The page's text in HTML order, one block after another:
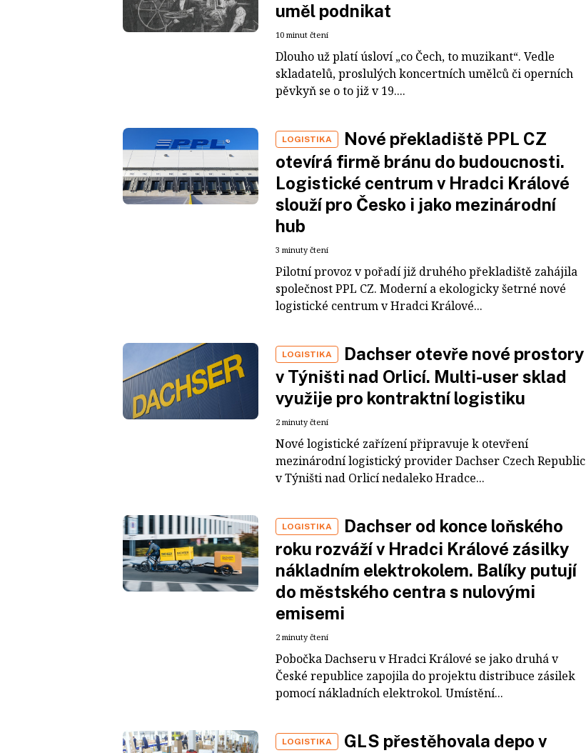
uměl podnikat
10 minut čtení
Dlouho už platí úsloví „co Čech, to muzikant“. Vedle
skladatelů, proslulých koncertních umělců či operních
pěvkyň se o to již v 19....
LOGISTIKA
Nové překladiště PPL CZ
otevírá firmě bránu do budoucnosti.
Logistické centrum v Hradci Králové
slouží pro Česko i jako mezinárodní
hub
3 minuty čtení
Pilotní provoz v pořadí již druhého překladiště zahájila
společnost PPL CZ. Moderní a ekologicky šetrné nové
logistické centrum v Hradci Králové...
LOGISTIKA
Dachser otevře nové prostory
v Týništi nad Orlicí. Multi-user sklad
využije pro kontraktní logistiku
2 minuty čtení
Nové logistické zařízení připravuje k otevření
mezinárodní logistický provider Dachser Czech Republic
v Týništi nad Orlicí nedaleko Hradce...
LOGISTIKA
Dachser od konce loňského
roku rozváží v Hradci Králové zásilky
nákladním elektrokolem. Balíky putují
do městského centra s nulovými
emisemi
2 minuty čtení
Pobočka Dachseru v Hradci Králové se jako druhá v
České republice zapojila do projektu distribuce zásilek
pomocí nákladních elektrokol. Umístění...
LOGISTIKA
GLS přestěhovala depo v